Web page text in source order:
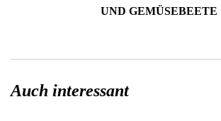
UND GEMÜSEBEETE
Auch interessant